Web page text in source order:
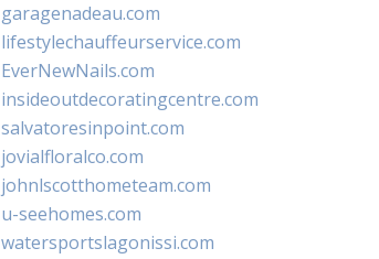
garagenadeau.com
lifestylechauffeurservice.com
EverNewNails.com
insideoutdecoratingcentre.com
salvatoresinpoint.com
jovialfloralco.com
johnlscotthometeam.com
u-seehomes.com
watersportslagonissi.com